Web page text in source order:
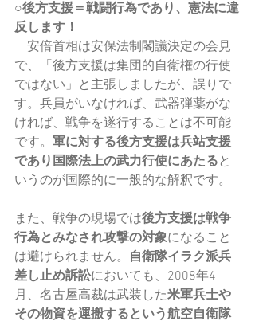
○後方支援＝戦闘行為であり、憲法に違
反します！
安倍首相は安保法制閣議決定の会見
で、「後方支援は集団的自衛権の行使
ではない」と主張しましたが、誤りで
す。兵員がいなければ、武器弾薬がな
ければ、戦争を遂行することは不可能
です。 軍に対する後方支援は兵站支援
であり国際法上の武力行使にあたる と
いうのが国際的に一般的な解釈です。
また、戦争の現場では後方支援は戦争
行為とみなされ攻撃の対象になること
は避けられません。 自衛隊イラク派兵
差し止め訴訟においても、2008年4
月、名古屋高裁は武装した米軍兵士や
その物資を運搬するという航空自衛隊